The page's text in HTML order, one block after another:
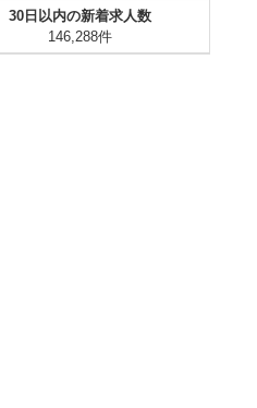
30日以内の新着求人数
146,288件